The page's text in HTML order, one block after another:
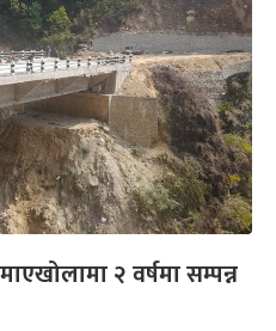
२ वर्षमा सम्पन्न